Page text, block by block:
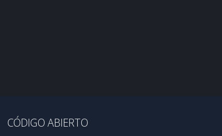
CÓDIGO ABIERTO